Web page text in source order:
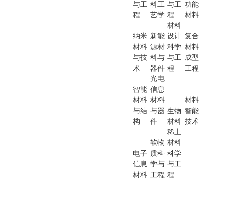
与工
程
料工
艺学
与工
程
功能
材料
纳米
材料
与技
术
新能
源材
料与
器件
材料
设计
科学
与工
程
复合
材料
成型
工程
智能
材料
与结
构
光电
信息
材料
与器
件
生物
材料
材料
智能
技术
电子
信息
材料
软物
质科
学与
工程
稀土
材料
科学
与工
程